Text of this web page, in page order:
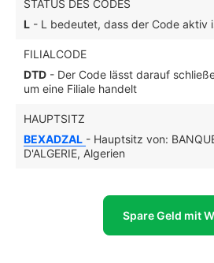
STATUS DES CODES
L - L bedeutet, dass der Code aktiv
FILIALCODE
DTD - Der Code lässt darauf
um eine Filiale handelt
HAUPTSITZ
BEXADZAL - Hauptsitz von:
D'ALGERIE, Algerien
Spare Geld mit